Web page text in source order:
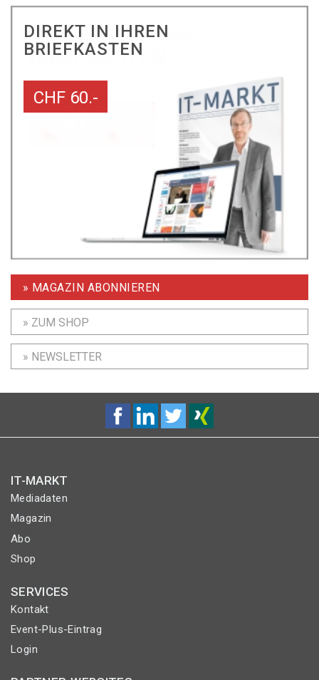
DIREKT IN IHREN
BRIEFKASTEN
CHF 60.-
» MAGAZIN ABONNIEREN
» ZUM SHOP
» NEWSLETTER
IT-MARKT
Mediadaten
Magazin
Abo
Shop
SERVICES
Kontakt
Event-Plus-Eintrag
Login